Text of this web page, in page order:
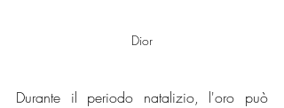
Dior
Durante il periodo natalizio, l'oro può